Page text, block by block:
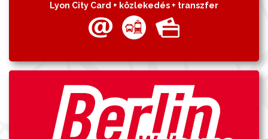
Lyon City Card + közlekedés + transzfer